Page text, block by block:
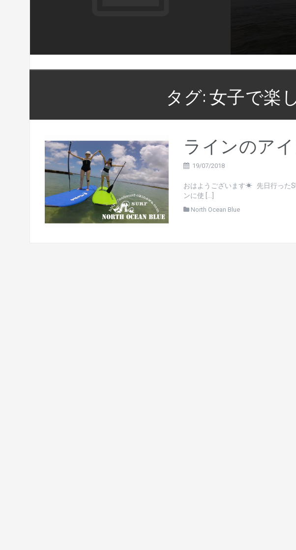
タグ:女子で楽
ラインのア
19/07/2018
おはようございます☀ 先日行った
ンに使 […]
North Ocean Blue